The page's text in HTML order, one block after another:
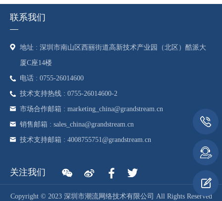
联系我们
地址 : 深圳市南山区西丽街道高新技术产业园（北区）酷派大
厦C座14楼
电话 : 0755-26014600
技术支持热线 : 0755-26014600-2
市场合作邮箱 : marketing_china@grandstream.cn
销售邮箱 : sales_china@grandstream.cn
技术支持邮箱 : 4008755751@grandstream.cn
关注我们
Copyright © 2023 深圳市潮流网络技术有限公司 All Rights Reserved